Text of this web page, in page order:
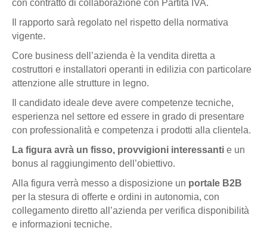
con contratto di collaborazione con Partita IVA.
Il rapporto sarà regolato nel rispetto della normativa
vigente.
Core business dell’azienda è la vendita diretta a
costruttori e installatori operanti in edilizia con particolare
attenzione alle strutture in legno.
Il candidato ideale deve avere competenze tecniche,
esperienza nel settore ed essere in grado di presentare
con professionalità e competenza i prodotti alla clientela.
La figura avrà un fisso, provvigioni interessanti e un
bonus al raggiungimento dell’obiettivo.
Alla figura verrà messo a disposizione un portale B2B
per la stesura di offerte e ordini in autonomia, con
collegamento diretto all’azienda per verifica disponibilità
e informazioni tecniche.